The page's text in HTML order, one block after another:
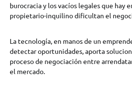
burocracia y los vacíos legales que hay
propietario-inquilino dificultan el
La tecnología, en manos de un
detectar oportunidades, aporta
proceso de negociación entre
el mercado.